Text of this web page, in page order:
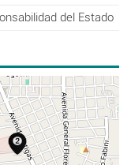
del Estado